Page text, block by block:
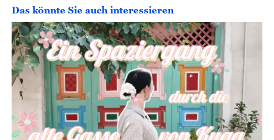
Das könnte Sie auch interessieren